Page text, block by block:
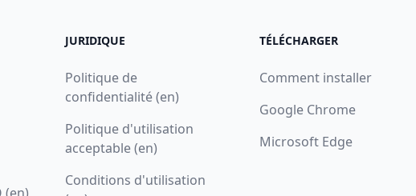
JURIDIQUE
Politique de
confidentialité (en)
Politique d'utilisation
acceptable (en)
Conditions d'utilisation
TÉLÉCHARGER
Comment installer
Google Chrome
Microsoft Edge